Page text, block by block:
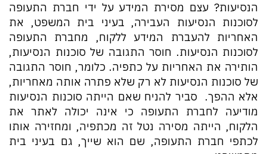
הנסיעות? עצם מסירת המידע על ידי חברת התעופה
לסוכנות הנסיעות העבירה, בעיני בית המשפט, את
האחריות להעברת המידע ללקוח, מחברת התעופה
לסוכנות הנסיעות. חוסר התגובה של סוכנות הנסיעות,
הותירה את האחריות על כתפיה. כלומר, חוסר התגובה
של סוכנות הנסיעות לא רק שלא פתרה אותה מאחריות,
אלא ההפך. סביר להניח שאם הייתה סוכנות הנסיעות
מודיעה לחברת התעופה כי אינה יכולה לאתר את
הלקוח, הייתה מסירה נטל זה מכתפיה, ומחזירה אותו
לכתפי חברת התעופה, שם הוא שייך, גם בעיני בית